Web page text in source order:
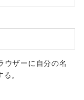
ウザーに自分の名
。